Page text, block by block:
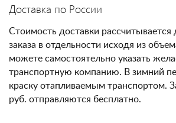
Доставка по России
Стоимость доставки рассчитывается
заказа в отдельности исходя из
можете самостоятельно указать
транспортную компанию. В зимний
краску отапливаемым транспортом.
руб. отправляются бесплатно.